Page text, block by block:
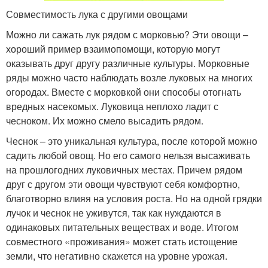
Совместимость лука с другими овощами
Можно ли сажать лук рядом с морковью? Эти овощи –
хороший пример взаимопомощи, которую могут
оказывать друг другу различные культуры. Морковные
ряды можно часто наблюдать возле луковых на многих
огородах. Вместе с морковкой они способы отогнать
вредных насекомых. Луковица неплохо ладит с
чесноком. Их можно смело высадить рядом.
Чеснок – это уникальная культура, после которой можно
садить любой овощ. Но его самого нельзя высаживать
на прошлогодних луковичных местах. Причем рядом
друг с другом эти овощи чувствуют себя комфортно,
благотворно влияя на условия роста. Но на одной грядки
лучок и чеснок не уживутся, так как нуждаются в
одинаковых питательных веществах и воде. Итогом
совместного «проживания» может стать истощение
земли, что негативно скажется на уровне урожая.